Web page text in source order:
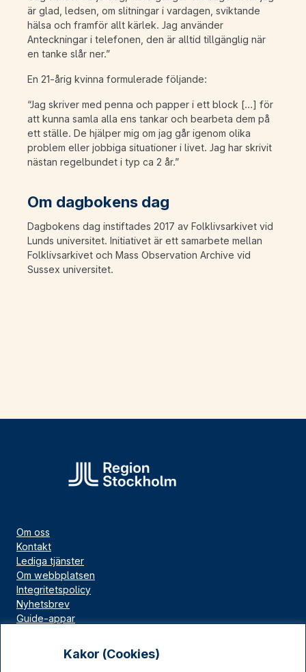
Kakor (Cookies)
är glad, ledsen, om slitningar i vardagen, sviktande
hälsa och framför allt kärlek. Jag använder
Anteckningar i telefonen, den är alltid tillgänglig när
en tanke slår ner.”
En 21-årig kvinna formulerade följande:
“Jag skriver med penna och papper i ett block […] för
att kunna samla alla ens tankar och bearbeta dem på
ett ställe. De hjälper mig om jag går igenom olika
problem eller jobbiga situationer i livet. Jag har skrivit
nästan regelbundet i typ ca 2 år.”
Om dagbokens dag
Dagbokens dag instiftades 2017 av Folklivsarkivet vid
Lunds universitet. Initiativet är ett samarbete mellan
Folklivsarkivet och Mass Observation Archive vid
Sussex universitet.
Om oss
Kontakt
Lediga tjänster
Om webbplatsen
Integritetspolicy
Nyhetsbrev
Guide-appar